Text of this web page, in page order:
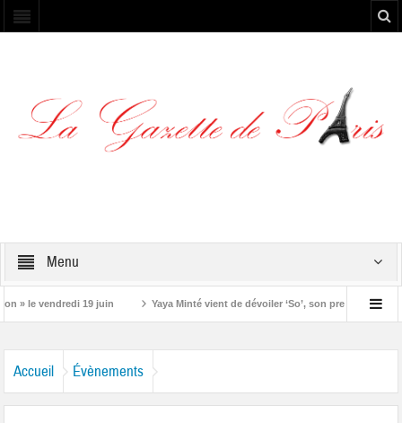
Menu
le vendredi 19 juin Yaya Minté vient de dévoiler ‘So’, son premier album
Accueil Évènements